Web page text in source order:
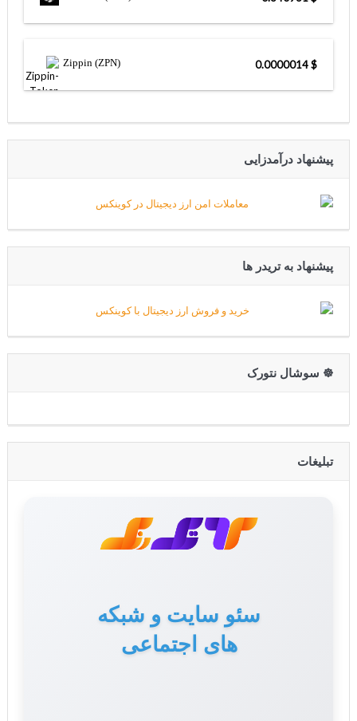
Zippin (ZPN) $ 0.0000014
پیشنهاد درآمدزایی
پیشنهاد به تریدر ها
☸️ سوشال نتورک
تبلیغات
سئو سایت و شبکه
های اجتماعی